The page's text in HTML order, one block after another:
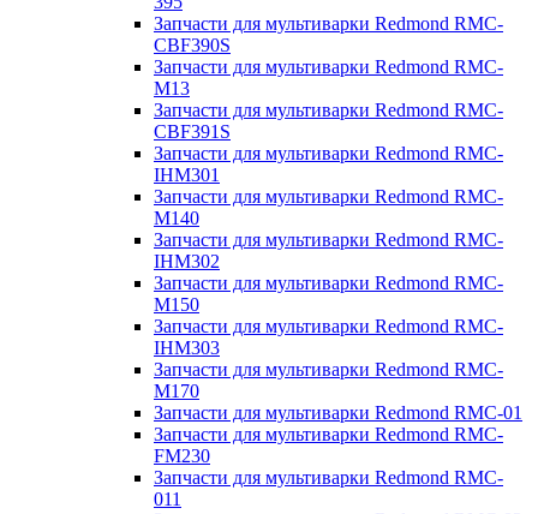
Запчасти для мультиварки Redmond RMC-
CBF390S
Запчасти для мультиварки Redmond RMC-
M13
Запчасти для мультиварки Redmond RMC-
CBF391S
Запчасти для мультиварки Redmond RMC-
IHM301
Запчасти для мультиварки Redmond RMC-
M140
Запчасти для мультиварки Redmond RMC-
IHM302
Запчасти для мультиварки Redmond RMC-
M150
Запчасти для мультиварки Redmond RMC-
IHM303
Запчасти для мультиварки Redmond RMC-
M170
Запчасти для мультиварки Redmond RMC-01
Запчасти для мультиварки Redmond RMC-
FM230
Запчасти для мультиварки Redmond RMC-
011